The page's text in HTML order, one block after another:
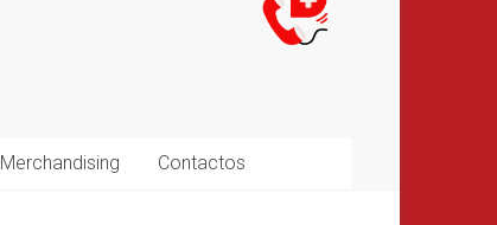
Merchandising Contactos